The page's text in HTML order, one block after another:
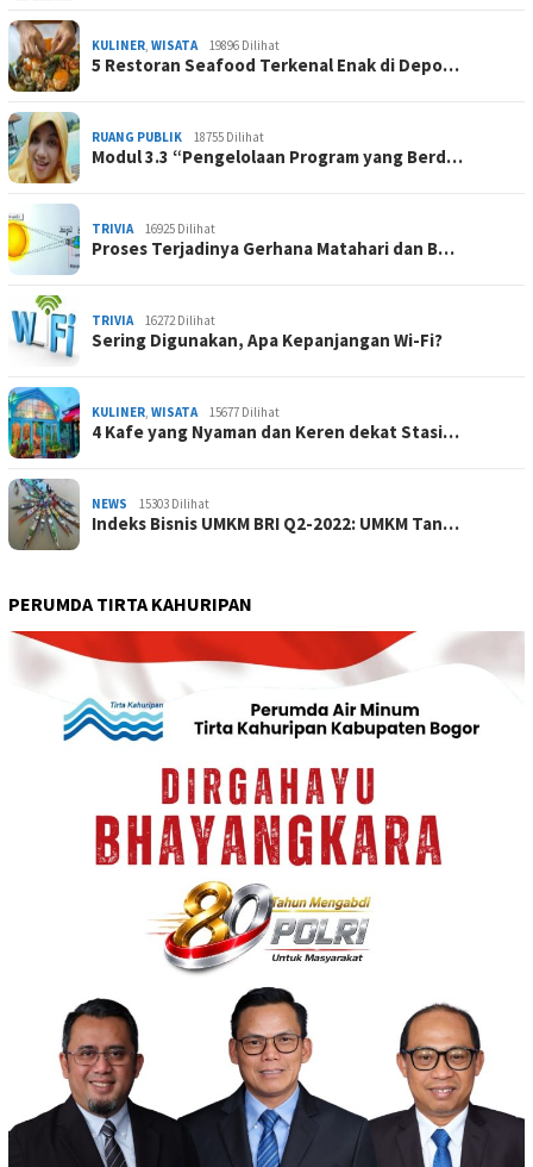
KULINER, WISATA 19896 Dilihat
5 Restoran Seafood Terkenal Enak di Depo…
RUANG PUBLIK 18755 Dilihat
Modul 3.3 “Pengelolaan Program yang Berd…
TRIVIA 16925 Dilihat
Proses Terjadinya Gerhana Matahari dan B…
TRIVIA 16272 Dilihat
Sering Digunakan, Apa Kepanjangan Wi-Fi?
KULINER, WISATA 15677 Dilihat
4 Kafe yang Nyaman dan Keren dekat Stasi…
NEWS 15303 Dilihat
Indeks Bisnis UMKM BRI Q2-2022: UMKM Tan…
PERUMDA TIRTA KAHURIPAN